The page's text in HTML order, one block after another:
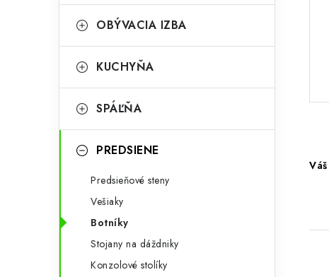
n
ý
a
n
ó
i
OBÝVACIA IZBA
KUCHYŇA
SPÁĽŇA
PREDSIENE
Predsieňové steny
Vešiaky
Botníky
Stojany na dáždniky
Konzolové stolíky